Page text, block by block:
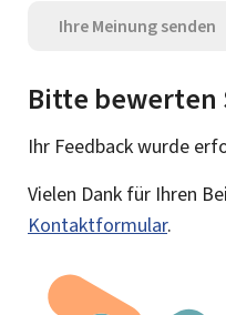
Ihre Meinung senden
Bitte bewerten
Ihr Feedback wurde
Vielen Dank für Ihren
Kontaktformular.